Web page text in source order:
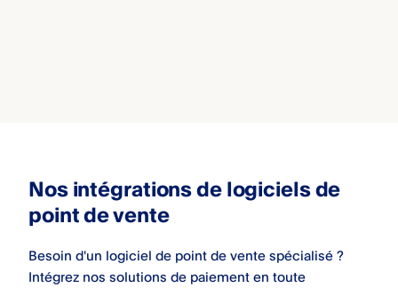
Nos intégrations de logiciels de
point de vente
Besoin d'un logiciel de point de vente spécialisé ?
Intégrez nos solutions de paiement en toute